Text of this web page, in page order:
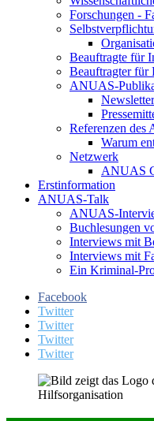
Forschungen -
Beauftragte für
Beauftragter für
ANUAS-
Referenzen des
Warum
Netzwerk
ANUAS
Erstinformation
ANUAS-Talk
ANUAS-
Buchlesungen
Interviews mit
Interviews mit
Ein Kriminal-
Facebook
Twitter
Twitter
Twitter
Twitter